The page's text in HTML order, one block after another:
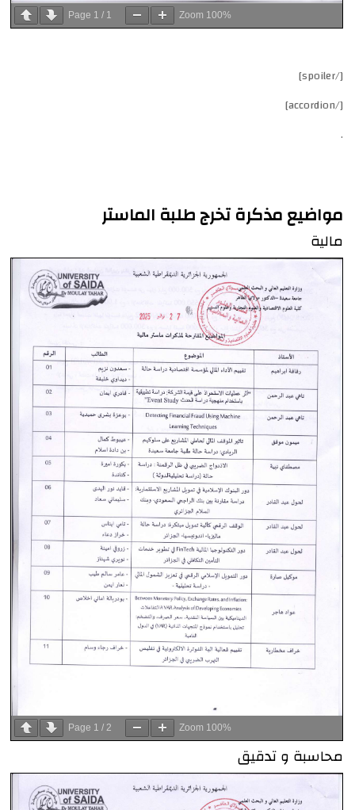
Page 1 / 1 Zoom 100%
[/spoiler]
[/accordion]
.
مواضيع مذكرة تخرج طلبة الماستر
مالية
Page 1 / 2 Zoom 100%
محاسبة و تدقيق